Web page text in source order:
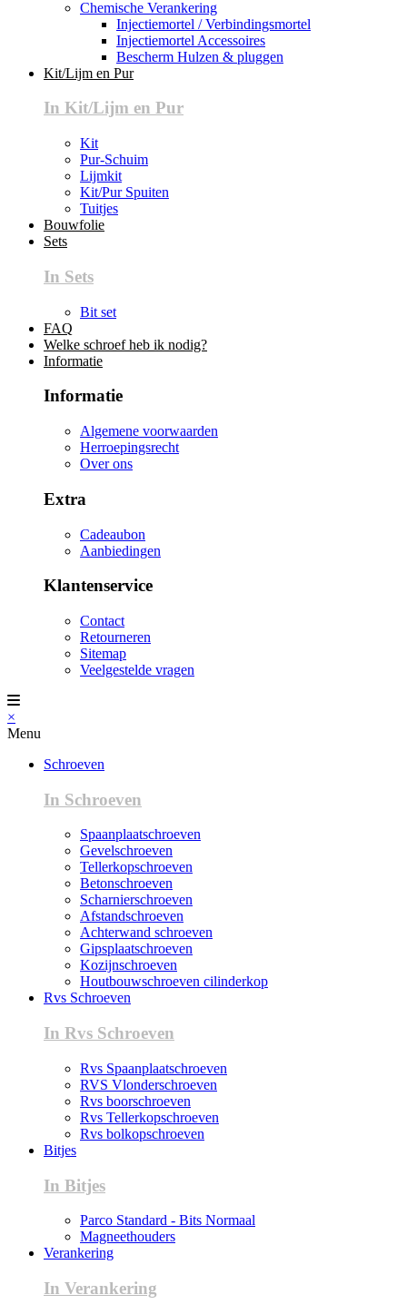
Chemische Verankering
Injectiemortel / Verbindingsmortel
Injectiemortel Accessoires
Bescherm Hulzen & pluggen
Kit/Lijm en Pur
In Kit/Lijm en Pur
Kit
Pur-Schuim
Lijmkit
Kit/Pur Spuiten
Tuitjes
Bouwfolie
Sets
In Sets
Bit set
FAQ
Welke schroef heb ik nodig?
Informatie
Informatie
Algemene voorwaarden
Herroepingsrecht
Over ons
Extra
Cadeaubon
Aanbiedingen
Klantenservice
Contact
Retourneren
Sitemap
Veelgestelde vragen
×
Menu
Schroeven
In Schroeven
Spaanplaatschroeven
Gevelschroeven
Tellerkopschroeven
Betonschroeven
Scharnierschroeven
Afstandschroeven
Achterwand schroeven
Gipsplaatschroeven
Kozijnschroeven
Houtbouwschroeven cilinderkop
Rvs Schroeven
In Rvs Schroeven
Rvs Spaanplaatschroeven
RVS Vlonderschroeven
Rvs boorschroeven
Rvs Tellerkopschroeven
Rvs bolkopschroeven
Bitjes
In Bitjes
Parco Standard - Bits Normaal
Magneethouders
Verankering
In Verankering